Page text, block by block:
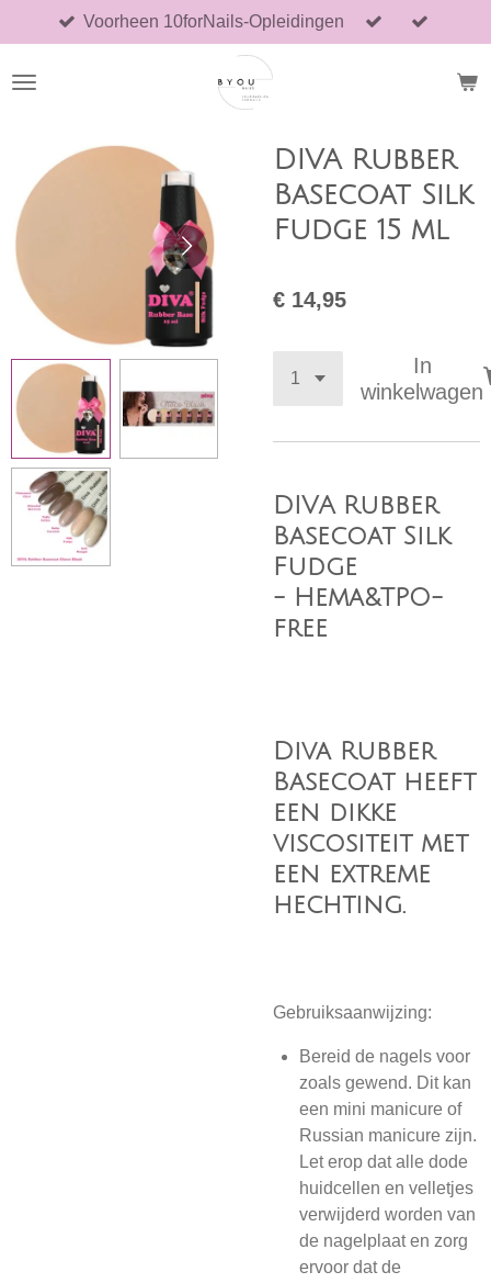
direct
naar
Voorheen 10forNails-Opleidingen
DIVA Rubber
Basecoat Silk
Fudge 15 ml
€ 14,95
In
winkelwagen
DIVA Rubber
Basecoat Silk
Fudge
- Hema&TPO-
free
Diva Rubber
Basecoat heeft
een dikke
viscositeit met
een extreme
hechting.
Gebruiksaanwijzing:
Bereid de nagels voor
zoals gewend. Dit kan
een mini manicure of
Russian manicure zijn.
Let erop dat alle dode
huidcellen en velletjes
verwijderd worden van
de nagelplaat en zorg
ervoor dat de